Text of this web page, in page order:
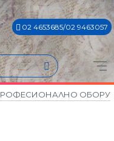
02 4653685/02 9463057